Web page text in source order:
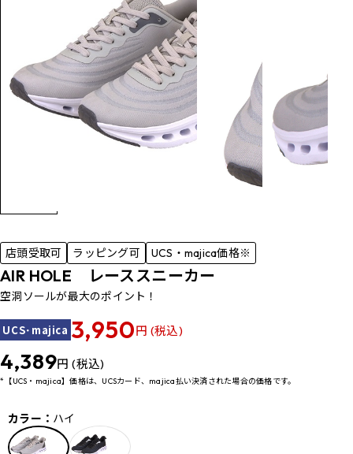
店頭受取可 ラッピング可 UCS・majica価格※
AIR HOLE レーススニーカー
空洞ソールが最大のポイント！
UCS･majica 3,950円 (税込)
4,389円 (税込)
*【UCS・majica】価格は、UCSカード、majica払い決済された場合の価格です。
カラー： ハイ